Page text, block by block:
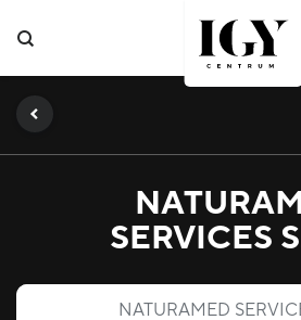
SERVICES
NATURAMED